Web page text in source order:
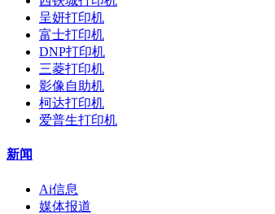
呈妍打印机
富士打印机
DNP打印机
三菱打印机
影像自助机
柯达打印机
爱普生打印机
新闻
Ai信息
媒体报道